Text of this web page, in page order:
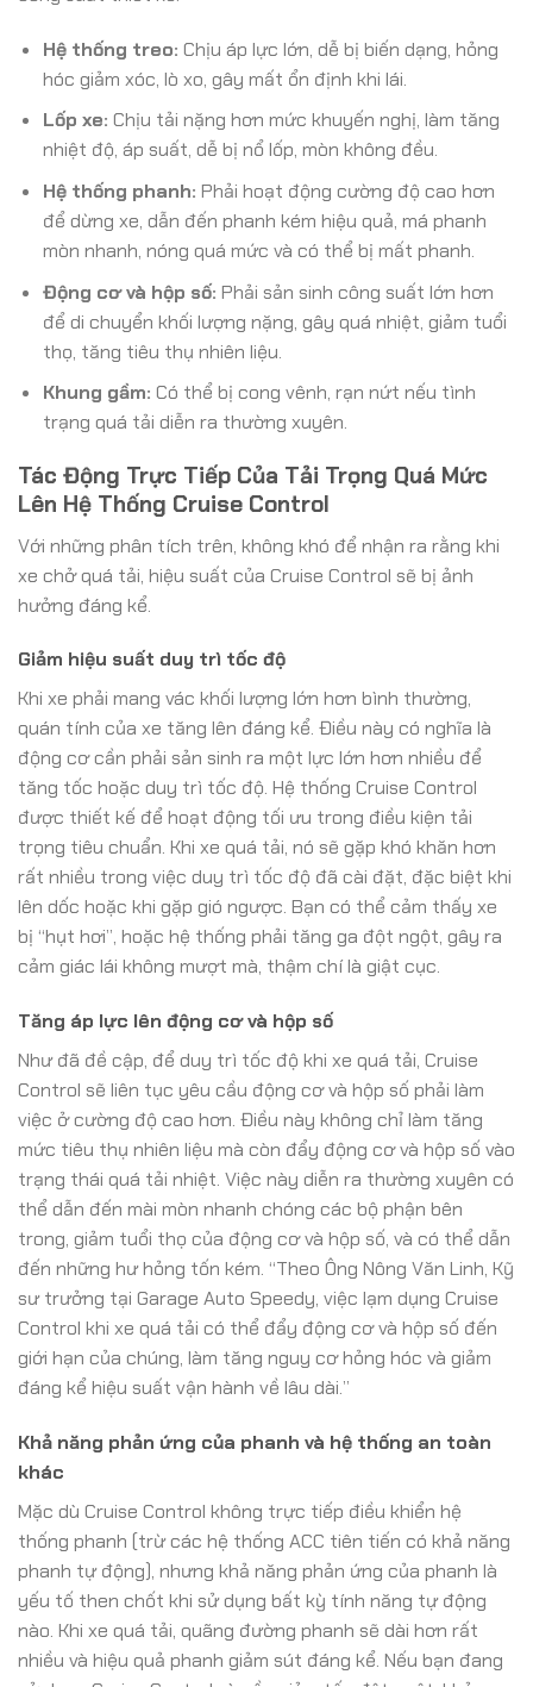
Hệ thống treo: Chịu áp lực lớn, dễ bị biến dạng, hỏng
hóc giảm xóc, lò xo, gây mất ổn định khi lái.
Lốp xe: Chịu tải nặng hơn mức khuyến nghị, làm tăng
nhiệt độ, áp suất, dễ bị nổ lốp, mòn không đều.
Hệ thống phanh: Phải hoạt động cường độ cao hơn
để dừng xe, dẫn đến phanh kém hiệu quả, má phanh
mòn nhanh, nóng quá mức và có thể bị mất phanh.
Động cơ và hộp số: Phải sản sinh công suất lớn hơn
để di chuyển khối lượng nặng, gây quá nhiệt, giảm tuổi
thọ, tăng tiêu thụ nhiên liệu.
Khung gầm: Có thể bị cong vênh, rạn nứt nếu tình
trạng quá tải diễn ra thường xuyên.
Tác Động Trực Tiếp Của Tải Trọng Quá Mức
Lên Hệ Thống Cruise Control
Với những phân tích trên, không khó để nhận ra rằng khi
xe chở quá tải, hiệu suất của Cruise Control sẽ bị ảnh
hưởng đáng kể.
Giảm hiệu suất duy trì tốc độ
Khi xe phải mang vác khối lượng lớn hơn bình thường,
quán tính của xe tăng lên đáng kể. Điều này có nghĩa là
động cơ cần phải sản sinh ra một lực lớn hơn nhiều để
tăng tốc hoặc duy trì tốc độ. Hệ thống Cruise Control
được thiết kế để hoạt động tối ưu trong điều kiện tải
trọng tiêu chuẩn. Khi xe quá tải, nó sẽ gặp khó khăn hơn
rất nhiều trong việc duy trì tốc độ đã cài đặt, đặc biệt khi
lên dốc hoặc khi gặp gió ngược. Bạn có thể cảm thấy xe
bị “hụt hơi”, hoặc hệ thống phải tăng ga đột ngột, gây ra
cảm giác lái không mượt mà, thậm chí là giật cục.
Tăng áp lực lên động cơ và hộp số
Như đã đề cập, để duy trì tốc độ khi xe quá tải, Cruise
Control sẽ liên tục yêu cầu động cơ và hộp số phải làm
việc ở cường độ cao hơn. Điều này không chỉ làm tăng
mức tiêu thụ nhiên liệu mà còn đẩy động cơ và hộp số vào
trạng thái quá tải nhiệt. Việc này diễn ra thường xuyên có
thể dẫn đến mài mòn nhanh chóng các bộ phận bên
trong, giảm tuổi thọ của động cơ và hộp số, và có thể dẫn
đến những hư hỏng tốn kém. “Theo Ông Nông Văn Linh, Kỹ
sư trưởng tại Garage Auto Speedy, việc lạm dụng Cruise
Control khi xe quá tải có thể đẩy động cơ và hộp số đến
giới hạn của chúng, làm tăng nguy cơ hỏng hóc và giảm
đáng kể hiệu suất vận hành về lâu dài.”
Khả năng phản ứng của phanh và hệ thống an toàn
khác
Mặc dù Cruise Control không trực tiếp điều khiển hệ
thống phanh (trừ các hệ thống ACC tiên tiến có khả năng
phanh tự động), nhưng khả năng phản ứng của phanh là
yếu tố then chốt khi sử dụng bất kỳ tính năng tự động
nào. Khi xe quá tải, quãng đường phanh sẽ dài hơn rất
nhiều và hiệu quả phanh giảm sút đáng kể. Nếu bạn đang